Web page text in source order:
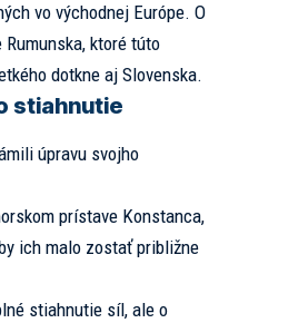
vo východnej Európe. O
ktoré túto
dotkne aj Slovenska.
stiahnutie
úpravu svojho
prístave Konstanca,
ich malo zostať približne
stiahnutie síl, ale o